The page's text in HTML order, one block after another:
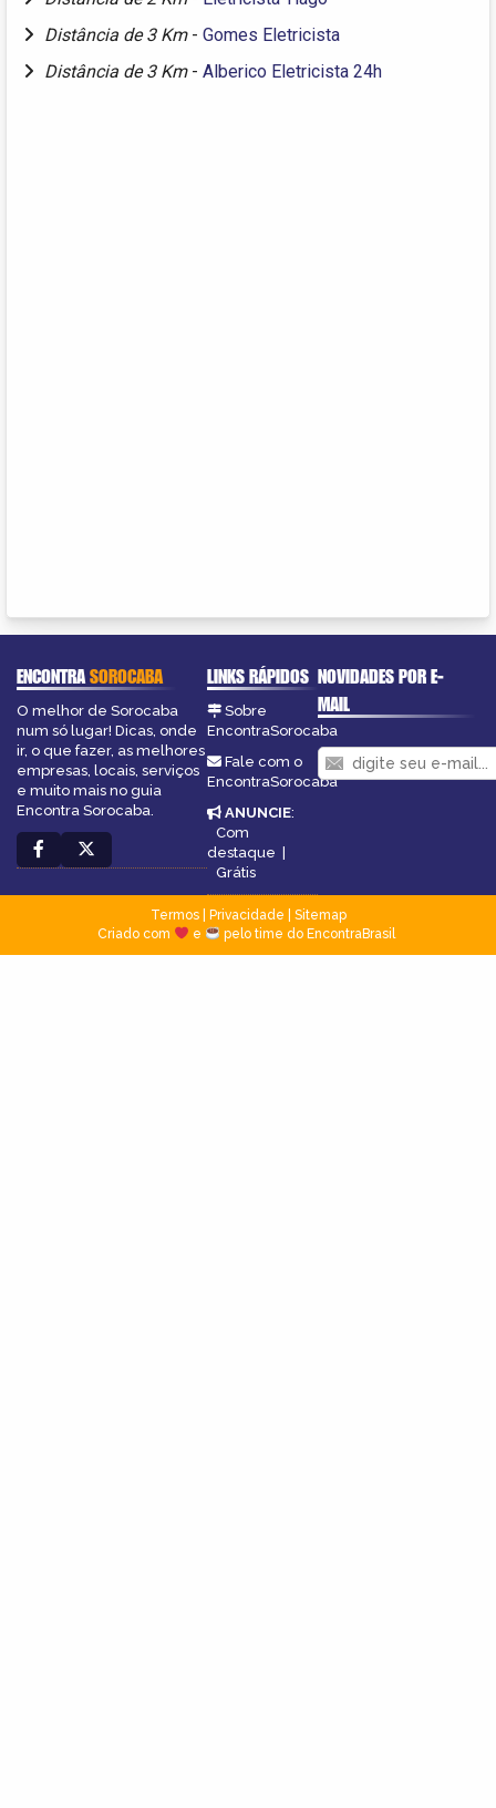
Distância de 3 Km - Gomes Eletricista
Distância de 3 Km - Alberico Eletricista 24h
ENCONTRASOROCABA
O melhor de Sorocaba
num só lugar! Dicas, onde
ir, o que fazer, as melhores
empresas, locais, serviços
e muito mais no guia
Encontra Sorocaba.
LINKS RÁPIDOS
Sobre
EncontraSorocaba
Fale com o
EncontraSorocaba
ANUNCIE:
Com
destaque |
Grátis
NOVIDADES POR E-
MAIL
Termos| Privacidade
Sitemap
Criado com
e pelo time do EncontraBrasil